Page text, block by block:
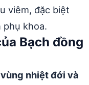
viêm, đặc biệt
khoa.
Bạch đồng
nhiệt đới và